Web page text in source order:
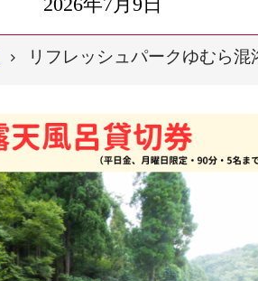
リフレッシュパークゆむら混